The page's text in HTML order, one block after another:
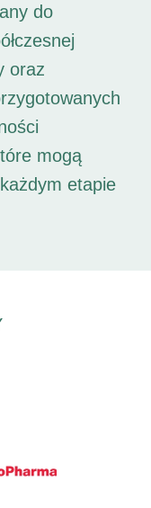
do
oraz
mogą
etapie